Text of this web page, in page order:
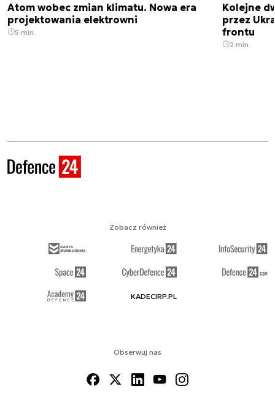
Atom wobec zmian klimatu. Nowa era
projektowania elektrowni
5 min.
Kolejne
przez
frontu
2 min.
Obserwuj nas
Zobacz również
KADECIRP.PL